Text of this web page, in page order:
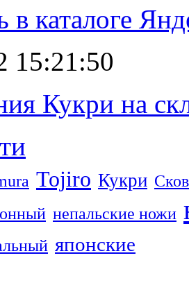
каталоге
15:21:50
Кукри на
Tojiro Кукри
непальские ножи
японские